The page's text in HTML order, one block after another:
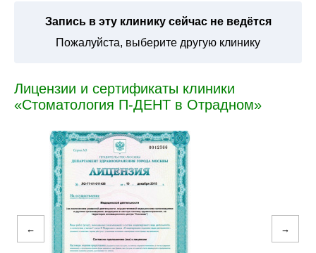
Запись в эту клинику сейчас не ведётся
Пожалуйста, выберите другую клинику
Лицензии и сертификаты клиники
«Стоматология П-ДЕНТ в Отрадном»
← →